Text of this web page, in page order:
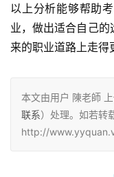
以上分析能够帮助
业，做出适合自己
来的职业道路上走得
本文由用户 陳老師
联系）处理。如若转
http://